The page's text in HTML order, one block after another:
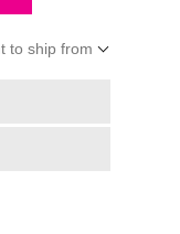
to ship from